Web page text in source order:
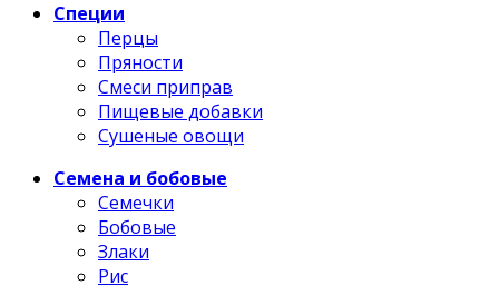
Специи
Перцы
Пряности
Смеси приправ
Пищевые добавки
Сушеные овощи
Семена и бобовые
Семечки
Бобовые
Злаки
Рис